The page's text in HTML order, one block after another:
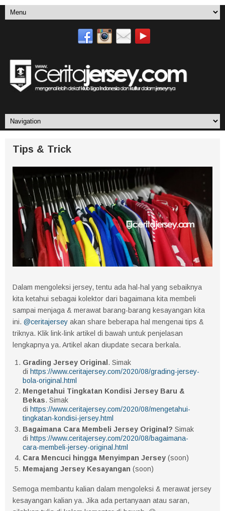
Tips & Trick
Dalam mengoleksi jersey, tentu ada hal-hal yang sebaiknya
kita ketahui sebagai kolektor dari bagaimana kita membeli
sampai menjaga & merawat barang-barang kesayangan kita
ini. @ceritajersey akan share beberapa hal mengenai tips &
triknya. Klik link-link artikel di bawah untuk penjelasan
lengkapnya ya. Artikel akan diupdate secara berkala.
Grading Jersey Original . Simak
di https://www.ceritajersey.com/2020/08/grading-jersey-
bola-original.html
Mengetahui Tingkatan Kondisi Jersey Baru &
Bekas. Simak
di https://www.ceritajersey.com/2020/08/mengetahui-
tingkatan-kondisi-jersey.html
Bagaimana Cara Membeli Jersey Original? Simak
di https://www.ceritajersey.com/2020/08/bagaimana-
cara-membeli-jersey-original.html
Cara Mencuci hingga Menyimpan Jersey (soon)
Memajang Jersey Kesayangan (soon)
Semoga membantu kalian dalam mengoleksi & merawat jersey
kesayangan kalian ya. Jika ada pertanyaan atau saran,